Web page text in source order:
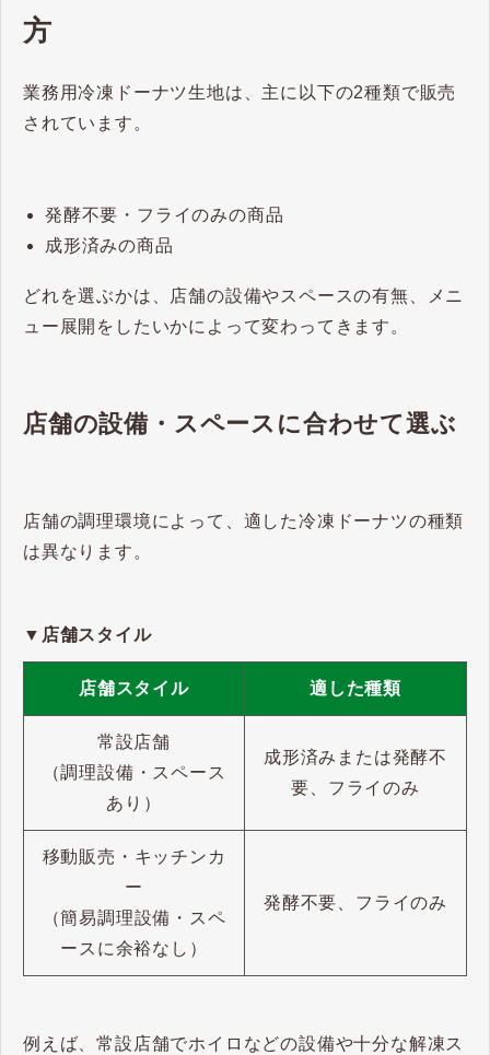
方
業務用冷凍ドーナツ生地は、主に以下の2種類で販売
されています。
発酵不要・フライのみの商品
成形済みの商品
どれを選ぶかは、店舗の設備やスペースの有無、メニ
ュー展開をしたいかによって変わってきます。
店舗の設備・スペースに合わせて選ぶ
店舗の調理環境によって、適した冷凍ドーナツの種類
は異なります。
▼店舗スタイル
店舗スタイル 適した種類
常設店舗
（調理設備・スペース
あり）
成形済みまたは発酵不
要、フライのみ
移動販売・キッチンカ
ー
（簡易調理設備・スペ
ースに余裕なし）
発酵不要、フライのみ
例えば、常設店舗でホイロなどの設備や十分な解凍ス